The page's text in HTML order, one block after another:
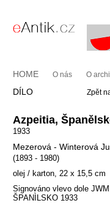
HOME O nás O
DÍLO Zpět
Azpeitia,
1933
Mezerová - Winterová
(1893 - 1980)
olej / karton, 22 x 15,5 cm
Signováno vlevo dole
ŠPANÌLSKO 1933